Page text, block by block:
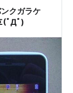
クガラケ
Σ(ﾟДﾟ)